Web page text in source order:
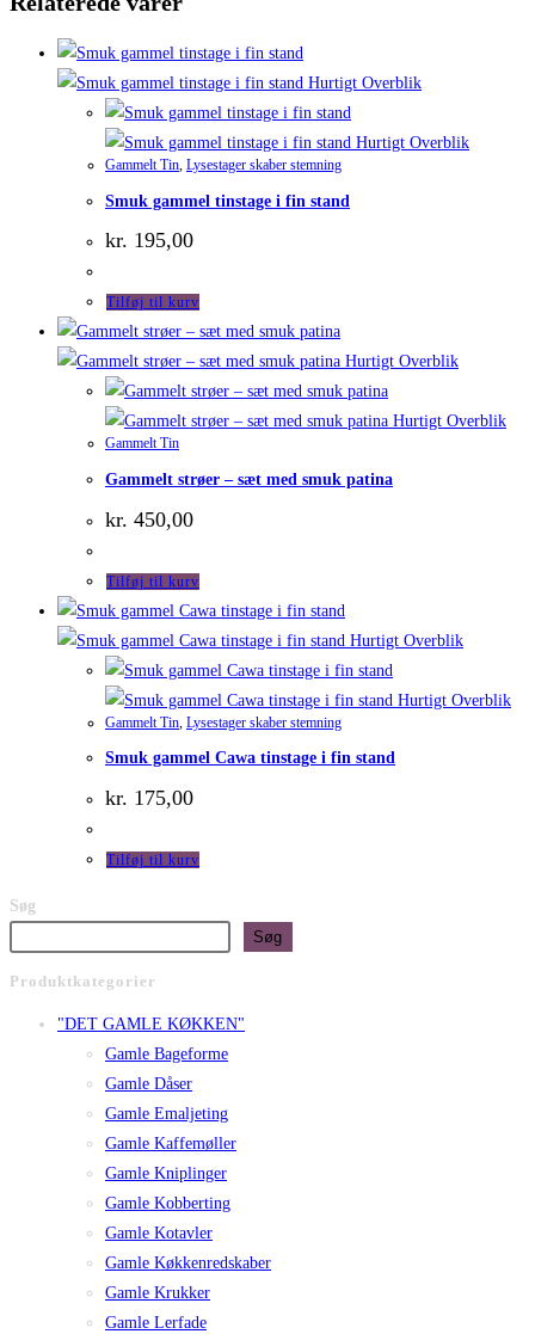
Hurtigt Overblik
Hurtigt Overblik
Gammelt Tin, Lysestager skaber stemning
Smuk gammel tinstage i fin stand
kr. 195,00
Tilføj til kurv
Hurtigt Overblik
Hurtigt Overblik
Gammelt Tin
Gammelt strøer – sæt med smuk patina
kr. 450,00
Tilføj til kurv
Hurtigt Overblik
Hurtigt Overblik
Gammelt Tin Lysestager skaber stemning
Smuk gammel Cawa tinstage i fin stand
kr. 175,00
Tilføj til kurv
Søg
Søg
Produktkategorier
"DET GAMLE KØKKEN"
Gamle Bageforme
Gamle Dåser
Gamle Emaljeting
Gamle Kaffemøller
Gamle Kniplinger
Gamle Kobberting
Gamle Kotavler
Gamle Køkkenredskaber
Gamle Krukker
Gamle Lerfade